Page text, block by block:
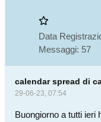
Data
Messaggi: 57
calendar spread di
29-06-23, 07:54
Buongiorno a tutti ieri